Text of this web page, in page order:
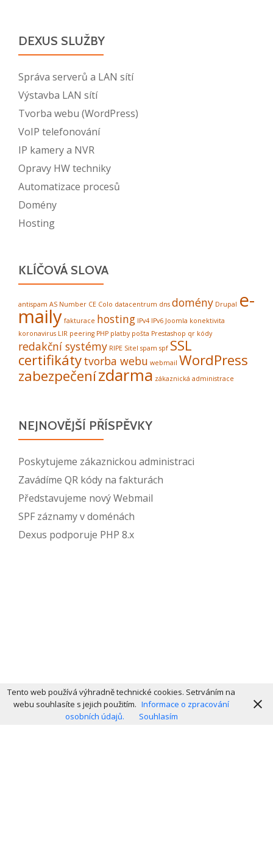
DEXUS SLUŽBY
Správa serverů a LAN sítí
Výstavba LAN sítí
Tvorba webu (WordPress)
VoIP telefonování
IP kamery a NVR
Opravy HW techniky
Automatizace procesů
Domény
Hosting
KLÍČOVÁ SLOVA
antispam AS Number CE Colo datacentrum dns domény Drupal e-
maily fakturace hosting IPv4 IPv6 Joomla konektivita
koronavirus LIR peering PHP platby pošta Prestashop qr kódy
redakční systémy RIPE Sitel spam spf SSL
certifikátytvorba webu webmail WordPress
zabezpečenízdarma zákaznická administrace
NEJNOVĚJŠÍ PŘÍSPĚVKY
Poskytujeme zákaznickou administraci
Zavádíme QR kódy na fakturách
Představujeme nový Webmail
SPF záznamy v doménách
Dexus podporuje PHP 8.x
Tento web používá výhradně technické cookies. Setrváním na
webu souhlasíte s jejich použitím. Informace o zpracování
osobních údajů.
Souhlasím